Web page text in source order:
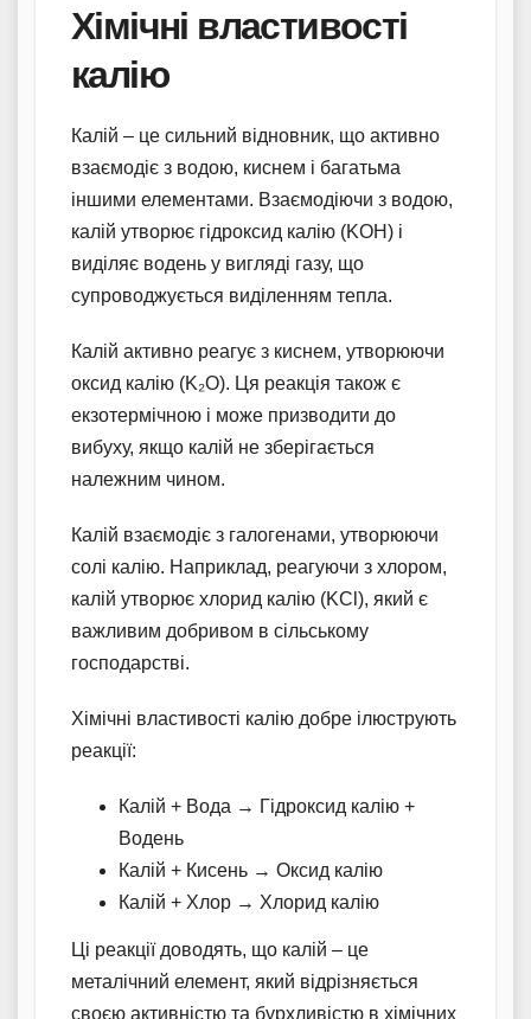
Хімічні властивості
калію
Калій – це сильний відновник, що активно
взаємодіє з водою, киснем і багатьма
іншими елементами. Взаємодіючи з водою,
калій утворює гідроксид калію (KOH) і
виділяє водень у вигляді газу, що
супроводжується виділенням тепла.
Калій активно реагує з киснем, утворюючи
оксид калію (K₂O). Ця реакція також є
екзотермічною і може призводити до
вибуху, якщо калій не зберігається
належним чином.
Калій взаємодіє з галогенами, утворюючи
солі калію. Наприклад, реагуючи з хлором,
калій утворює хлорид калію (KCl), який є
важливим добривом в сільському
господарстві.
Хімічні властивості калію добре ілюструють
реакції:
Калій + Вода → Гідроксид калію +
Водень
Калій + Кисень → Оксид калію
Калій + Хлор → Хлорид калію
Ці реакції доводять, що калій – це
металічний елемент, який відрізняється
своєю активністю та бурхливістю в хімічних